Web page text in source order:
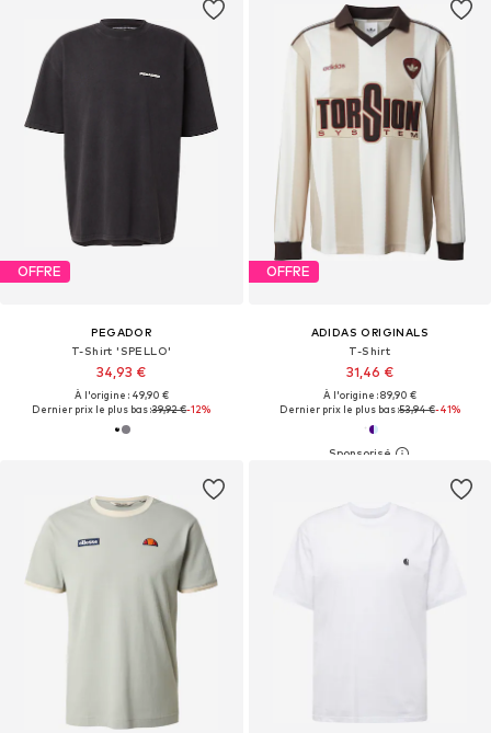
OFFRE
PEGADOR
T-Shirt 'SPELLO'
34,93 €
À l'origine : 49,90 €
Dernier prix le plus bas :39,92 €-12%
OFFRE
ADIDAS ORIGINALS
T-Shirt
31,46 €
À l'origine : 89,90 €
Dernier prix le plus bas :53,94 €-41%